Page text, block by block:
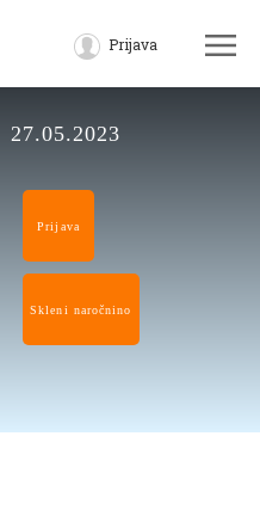
Prijava
27.05.2023
Prijava
Skleni naročnino